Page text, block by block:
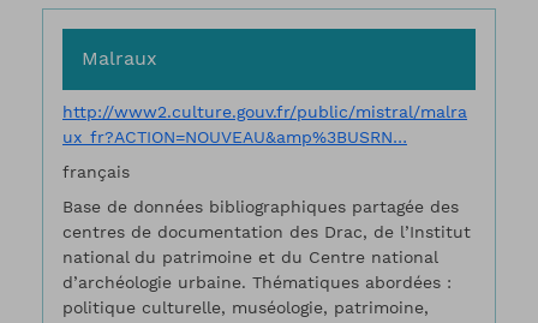
Malraux
http://www2.culture.gouv.fr/public/mistral/malra
ux_fr?ACTION=NOUVEAU&amp%3BUSRN…
français
Base de données bibliographiques partagée des
centres de documentation des Drac, de l’Institut
national du patrimoine et du Centre national
d’archéologie urbaine. Thématiques abordées :
politique culturelle, muséologie, patrimoine,